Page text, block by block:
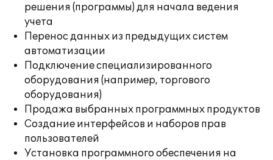
решения (программы) для начала ведения
учета
Перенос данных из предыдущих систем
автоматизации
Подключение специализированного
оборудования (например, торгового
оборудования)
Продажа выбранных программных продуктов
Создание интерфейсов и наборов прав
пользователей
Установка программного обеспечения на